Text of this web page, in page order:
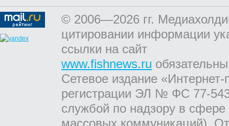
© 2006—2026 гг.
цитировании информации
ссылки на сайт
www.fishnews.ru
Сетевое издание
регистрации ЭЛ № ФС 77-
службой по надзору в
массовых коммуникаций).